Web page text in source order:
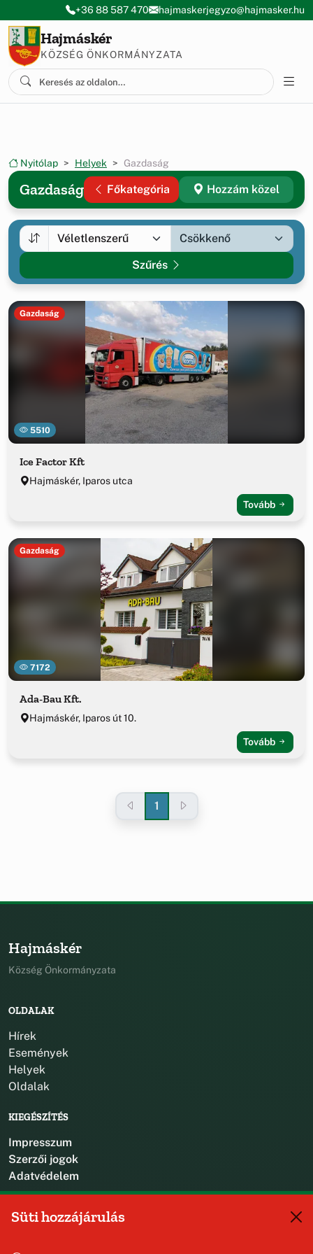
Ugrás a menüre
Ugrás a tartalomra
+36 88 587 470 hajmaskerjegyzo@hajmasker.hu
Hajmáskér
KÖZSÉG ÖNKORMÁNYZATA
Nyitólap Helyek Gazdaság
Gazdaság Főkategória Hozzám közel
Szűrés
5510
Gazdaság
Ice Factor Kft
Hajmáskér, Iparos utca
Tovább
7172
Gazdaság
Ada-Bau Kft.
Hajmáskér, Iparos út 10.
Tovább
1
Hajmáskér
Község Önkormányzata
OLDALAK
Hírek
Események
Helyek
Oldalak
KIEGÉSZÍTÉS
Impresszum
Szerzői jogok
Adatvédelem
Süti hozzájárulás